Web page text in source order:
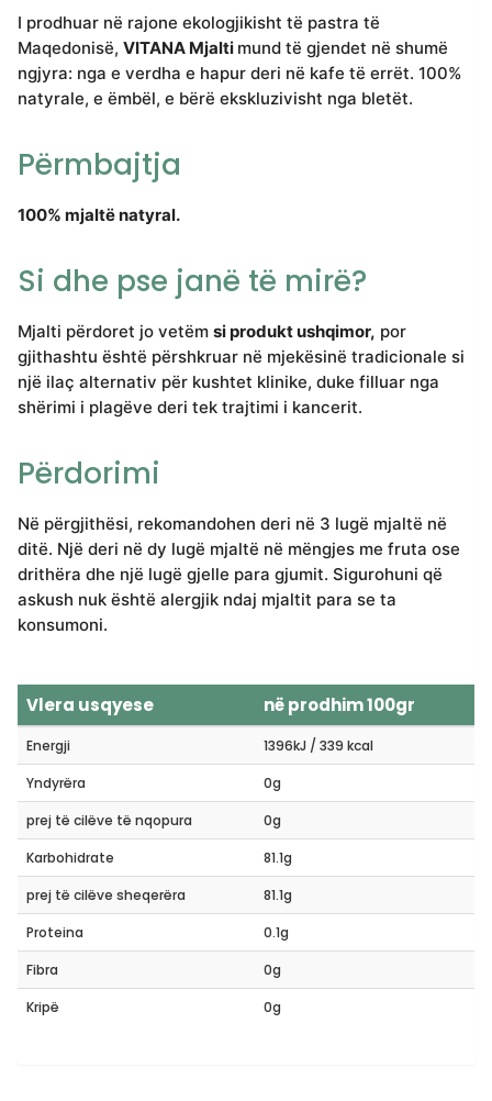
I prodhuar në rajone ekologjikisht të pastra të
Maqedonisë, VITANA Mjalti mund të gjendet në shumë
ngjyra: nga e verdha e hapur deri në kafe të errët. 100%
natyrale, e ëmbël, e bërë ekskluzivisht nga bletët.
Përmbajtja
100% mjaltë natyral.
Si dhe pse janë të mirë?
Mjalti përdoret jo vetëm si produkt ushqimor, por
gjithashtu është përshkruar në mjekësinë tradicionale si
një ilaç alternativ për kushtet klinike, duke filluar nga
shërimi i plagëve deri tek trajtimi i kancerit.
Përdorimi
Në përgjithësi, rekomandohen deri në 3 lugë mjaltë në
ditë. Një deri në dy lugë mjaltë në mëngjes me fruta ose
drithëra dhe një lugë gjelle para gjumit. Sigurohuni që
askush nuk është alergjik ndaj mjaltit para se ta
konsumoni.
Vlera usqyese në prodhim 100gr
Energji
1396kJ / 339 kcal
Yndyrëra
0g
prej të cilëve të nqopura
0g
Karbohidrate
81.1g
prej të cilëve sheqerëra
81.1g
Proteina
0.1g
Fibra
0g
Kripë
0g